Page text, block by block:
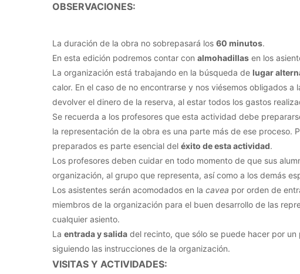
OBSERVACIONES:
La duración de la obra no sobrepasará los 60 minutos.
En esta edición podremos contar con almohadillas en los
La organización está trabajando en la búsqueda de lugar
calor. En el caso de no encontrarse y nos viésemos obligados
devolver el dinero de la reserva, al estar todos los gastos
Se recuerda a los profesores que esta actividad debe
la representación de la obra es una parte más de ese proceso.
preparados es parte esencial del éxito de esta actividad.
Los profesores deben cuidar en todo momento de que sus
organización, al grupo que representa, así como a los demás
Los asistentes serán acomodados en la cavea por orden de
miembros de la organización para el buen desarrollo de las
cualquier asiento.
La entrada y salida del recinto, que sólo se puede hacer por
siguiendo las instrucciones de la organización.
VISITAS Y ACTIVIDADES: